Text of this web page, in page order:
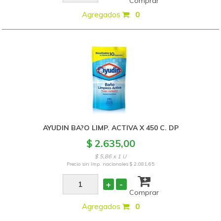
Agregados : 0
AYUDIN BA?O LIMP. ACTIVA X 450 C. DP
$ 2.635,00
$ 5,86 x 1 U
Precio sin imp. nacionales$ 2.081,65
+ -
Comprar
Agregados : 0